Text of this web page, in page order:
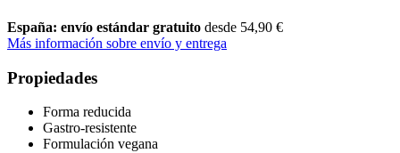
España: envío estándar gratuito desde 54,90 €
Más información sobre envío y entrega
Propiedades
Forma reducida
Gastro-resistente
Formulación vegana